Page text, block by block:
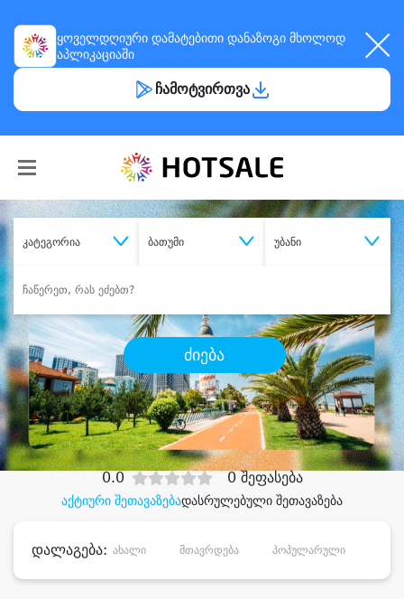
ყოველდღიური დამატებითი დანაზოგი მხოლოდ
აპლიკაციაში
ჩამოტვირთვა
კატეგორია ბათუმი უბანი
ძიება
შეიძინესასურველი მომსახურება
დიდი დანაზოგით
აქტიური შეთავაზებადასრულებული შეთავაზება
0.0 0 შეფასება
დალაგება: ახალი მთავრდება პოპულარული